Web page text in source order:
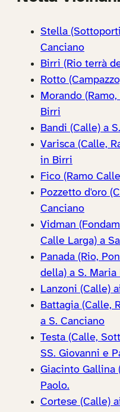
Stella
Canciano
Birri (Rio terrà
Rotto
Morando
Birri
Bandi (Calle) a
Varisca (Calle,
in Birri
Fico (Ramo
Pozzetto d'oro
Canciano
Vidman
Calle Larga) a
Panada (Rio,
della) a S. Maria
Lanzoni (Calle)
Battagia (Calle,
a S. Canciano
Testa (Calle,
SS. Giovanni e
Giacinto Gallina
Paolo.
Cortese (Calle)